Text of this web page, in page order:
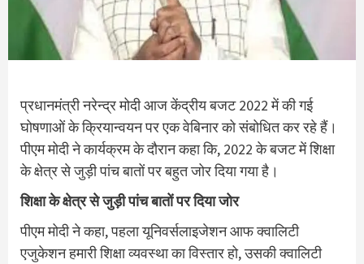
प्रधानमंत्री नरेन्द्र मोदी आज केंद्रीय बजट 2022 में की गई
घोषणाओं के क्रियान्वयन पर एक वेबिनार को संबोधित कर रहे हैं।
पीएम मोदी ने कार्यक्रम के दौरान कहा कि, 2022 के बजट में शिक्षा
के क्षेत्र से जुड़ी पांच बातों पर बहुत जोर दिया गया है।
शिक्षा के क्षेत्र से जुड़ी पांच बातों पर दिया जोर
पीएम मोदी ने कहा, पहला यूनिवर्सलाइजेशन आफ क्वालिटी
एजुकेशन हमारी शिक्षा व्यवस्था का विस्तार हो, उसकी क्वालिटी